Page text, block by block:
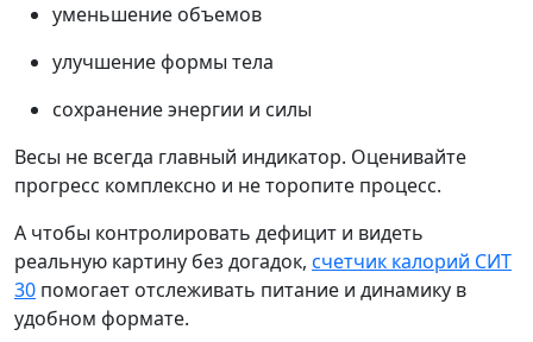
уменьшение объемов
улучшение формы тела
сохранение энергии и силы
Весы не всегда главный индикатор. Оценивайте
прогресс комплексно и не торопите процесс.
А чтобы контролировать дефицит и видеть
реальную картину без догадок, счетчик калорий СИТ
30 помогает отслеживать питание и динамику в
удобном формате.